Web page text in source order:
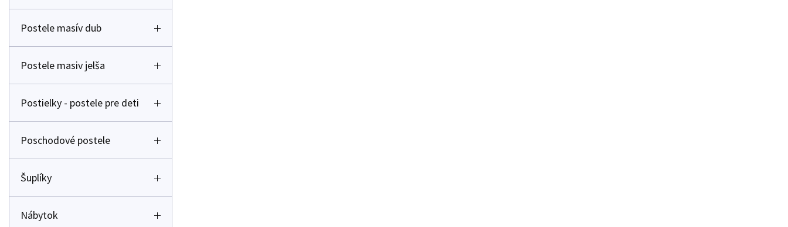
Postele masív dub
Postele masiv jelša
Postielky - postele pre deti
Poschodové postele
Šuplíky
Nábytok